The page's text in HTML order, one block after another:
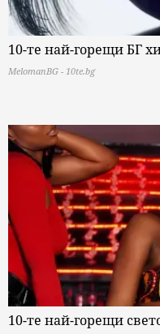
10-те най-горещи БГ
MelomanBG - 10te.bg
10-те най-горещи